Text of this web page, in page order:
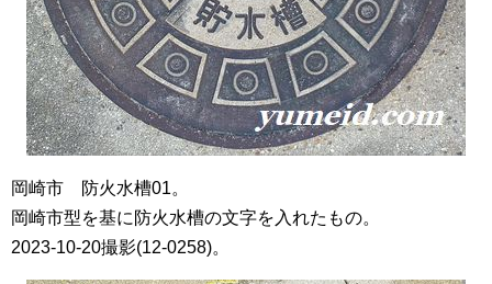
岡崎市 防火水槽01。
岡崎市型を基に防火水槽の文字を入れたもの。
2023-10-20撮影(12-0258)。